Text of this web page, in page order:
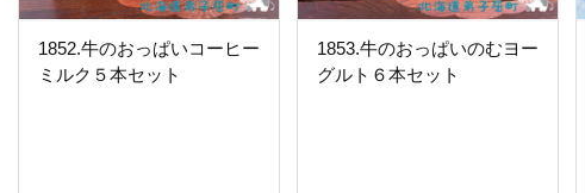
1852.牛のおっぱいコーヒー
ミルク５本セット
1853.牛のおっぱいのむヨー
グルト６本セット